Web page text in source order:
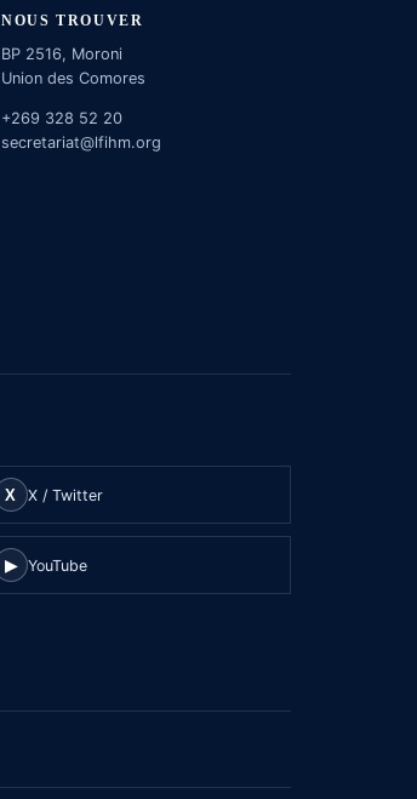
NOUS TROUVER
BP 2516, Moroni
Union des Comores
+269 328 52 20
secretariat@lfihm.org
X X / Twitter
▶ YouTube